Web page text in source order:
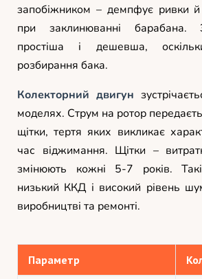
запобіжником – демпфує ривки
при заклинюванні барабана.
простіша і дешевша,
розбирання бака.
Колекторний двигун
моделях. Струм на ротор
щітки, тертя яких викликає
час віджимання. Щітки –
змінюють кожні 5-7 років.
низький ККД і високий рівень
виробництві та ремонті.
Параметр